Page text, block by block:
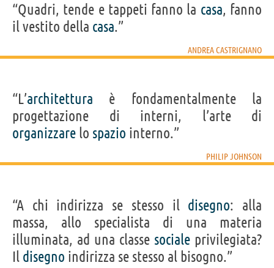
“Quadri, tende e tappeti fanno la casa, fanno
il vestito della casa.”
ANDREA CASTRIGNANO
“L’architettura è fondamentalmente la
progettazione di interni, l’arte di
organizzare lo spazio interno.”
PHILIP JOHNSON
“A chi indirizza se stesso il disegno: alla
massa, allo specialista di una materia
illuminata, ad una classe sociale privilegiata?
Il disegno indirizza se stesso al bisogno.”